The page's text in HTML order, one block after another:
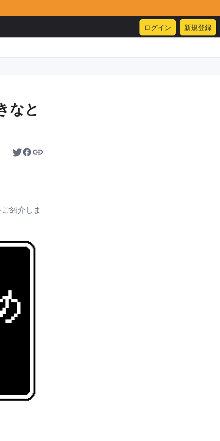
ログイン 新規登録
なと
紹介しま